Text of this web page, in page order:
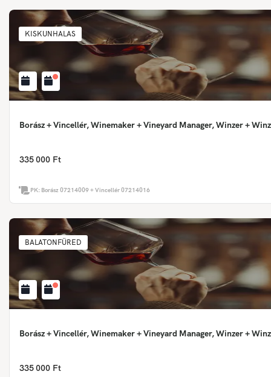
KISKUNHALAS
Borász + Vincellér, Winemaker + Vineyard Manager, Winzer +
335 000 Ft
PK: Borász 07214009 + Vincellér 07214016
BALATONFÜRED
Borász + Vincellér, Winemaker + Vineyard Manager, Winzer +
335 000 Ft